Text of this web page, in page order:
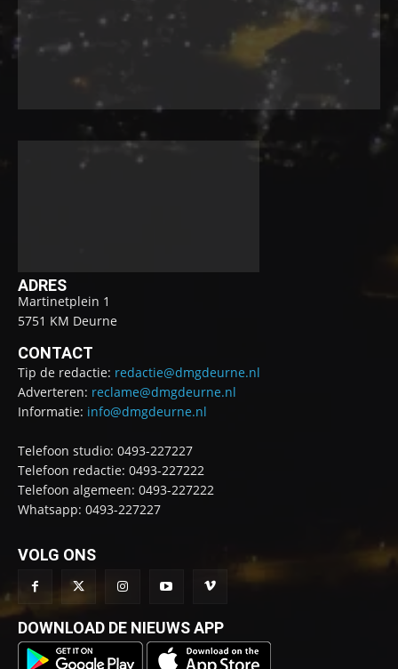
ADRES
Martinetplein 1
5751 KM Deurne
CONTACT
Tip de redactie: redactie@dmgdeurne.nl
Adverteren: reclame@dmgdeurne.nl
Informatie: info@dmgdeurne.nl
Telefoon studio: 0493-227227
Telefoon redactie: 0493-227222
Telefoon algemeen: 0493-227222
Whatsapp: 0493-227227
VOLG ONS
DOWNLOAD DE NIEUWS APP